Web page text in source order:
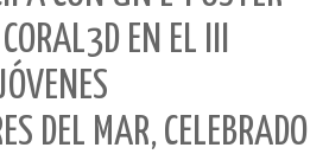
EN EL III
DEL MAR, CELEBRADO